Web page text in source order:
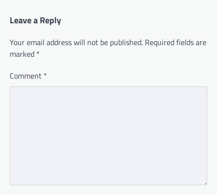
Leave a Reply
Your email address will not be published. Required fields are
marked *
Comment *